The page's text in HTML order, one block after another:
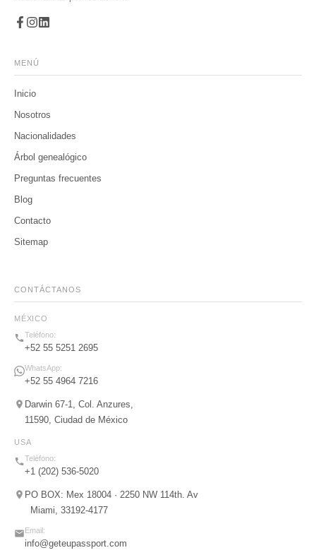
MENÚ
Inicio
Nosotros
Nacionalidades
Árbol genealógico
Preguntas frecuentes
Blog
Contacto
Sitemap
CONTÁCTANOS
MÉXICO
Teléfono:
+52 55 5251 2695
WhatsApp:
+52 55 4964 7216
Darwin 67-1, Col. Anzures,
11590, Ciudad de México
USA
Teléfono:
+1 (202) 536-5020
PO BOX: Mex 18004 · 2250 NW 114th. Av
Miami, 33192-4177
Email:
info@geteupassport.com